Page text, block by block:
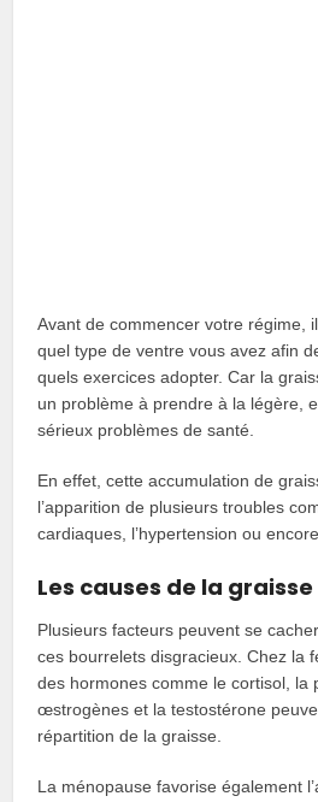
Avant de commencer votre régime,
quel type de ventre vous avez afin
quels exercices adopter. Car la
un problème à prendre à la légère,
sérieux problèmes de santé.
En effet, cette accumulation de
l’apparition de plusieurs troubles
cardiaques, l’hypertension ou
Les causes de la
Plusieurs facteurs peuvent se
ces bourrelets disgracieux. Chez la
des hormones comme le cortisol, la
œstrogènes et la testostérone
répartition de la graisse.
La ménopause favorise également